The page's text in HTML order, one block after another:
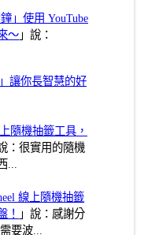
」使用 YouTube
～ 」說：
讓你長智慧的好
隨機抽籤工具，
：很實用的隨機
...
線上隨機抽籤
！
」說：感謝分
要波...